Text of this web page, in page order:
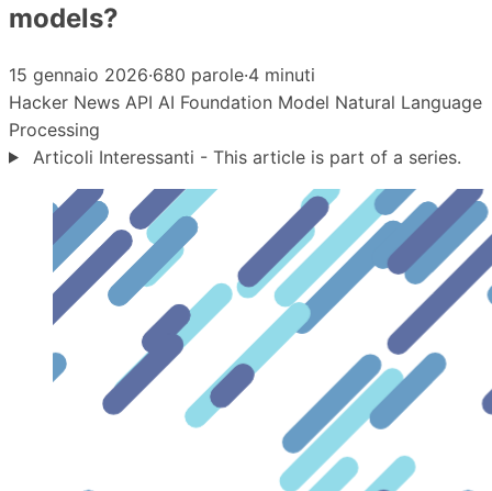
models?
15 gennaio 2026·680 parole·4 minuti
Hacker News API AI Foundation Model Natural Language
Processing
Articoli Interessanti - This article is part of a series.